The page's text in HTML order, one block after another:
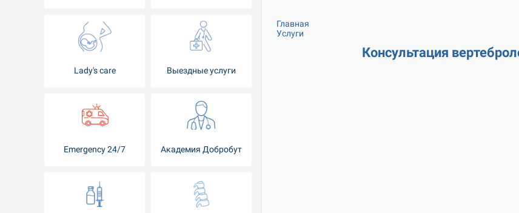
Lady's care Выездные услуги
Emergency 24/7 Академия Добробут
Главная
Услуги
Консультация